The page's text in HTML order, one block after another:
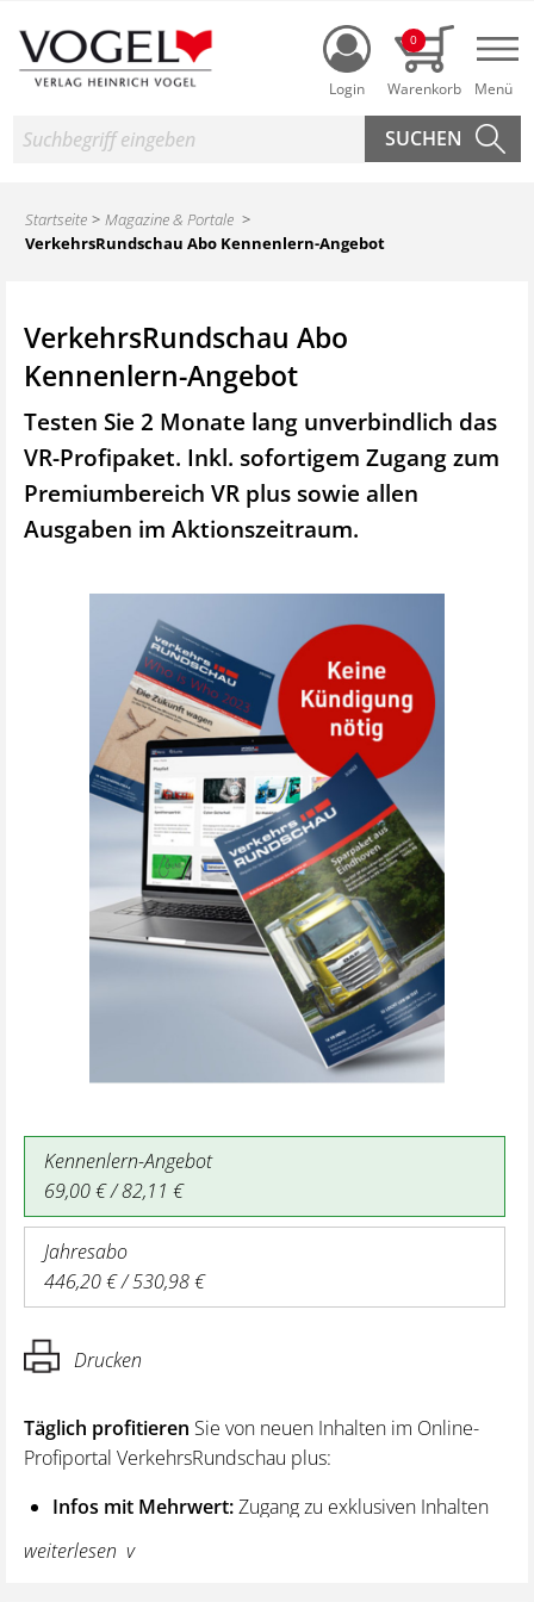
Login
0
Suche
Startseite
Magazine & Portale
VerkehrsRundschau Abo Kennenlern-Angebot
VerkehrsRundschau Abo
Kennenlern-Angebot
Testen Sie 2 Monate lang unverbindlich das
VR-Profipaket. Inkl. sofortigem Zugang zum
Premiumbereich VR plus sowie allen
Ausgaben im Aktionszeitraum.
Kennenlern-Angebot
69,00 € / 82,11 €
Jahresabo
446,20 € / 530,98 €
Drucken
Täglich profitieren Sie von neuen Inhalten im Online-
Profiportal VerkehrsRundschau plus:
Infos mit Mehrwert:Zugang zu exklusiven Inhalten
und Hintergrundwissen – von aktuellen Regelungen
wie z. B. bei den Lenk- und Ruhezeiten,
weiterlesen